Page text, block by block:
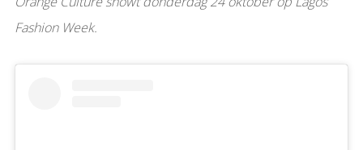
Fashion Week.